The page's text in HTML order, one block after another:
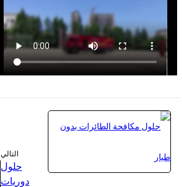
التالي
حلول
دوريات